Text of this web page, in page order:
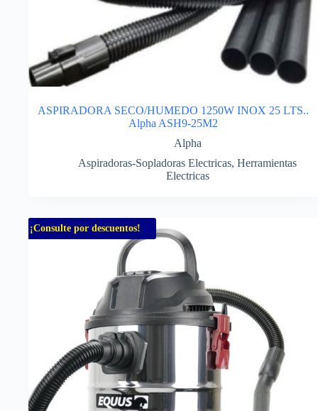
ASPIRADORA SECO/HUMEDO 1250W INOX 25 LTS..
Alpha ASH9-25M2
Alpha
Aspiradoras-Sopladoras Electricas, Herramientas
Electricas
¡Consulte por descuentos!